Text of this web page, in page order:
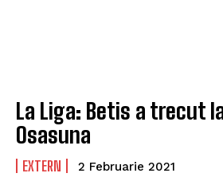
La Liga: Betis a trecut
Osasuna
EXTERN 2 Februarie 2021